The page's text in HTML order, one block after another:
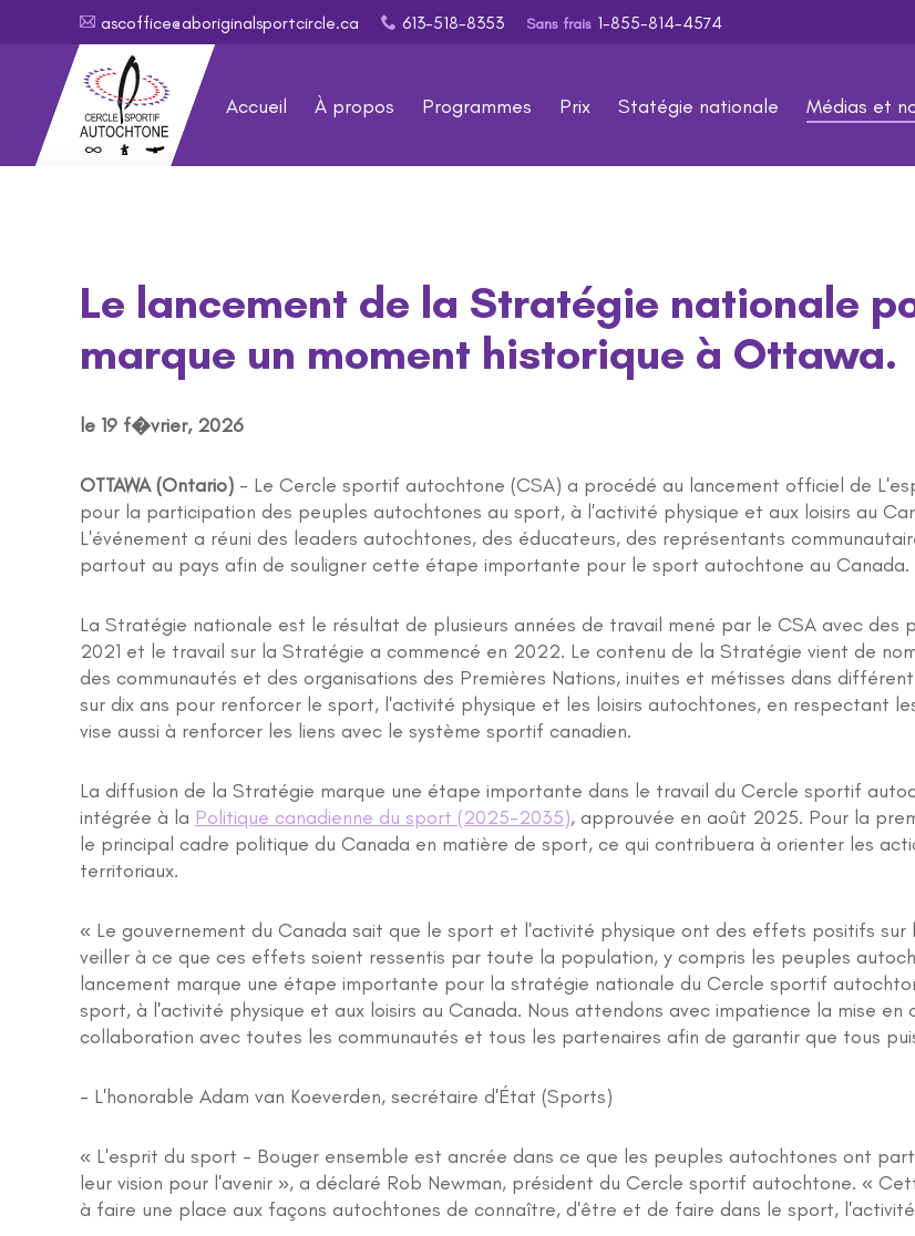
Le lancement de la Stratégie nationale
marque un moment historique à Ottawa.
le 19 f�vrier, 2026
OTTAWA (Ontario) - Le Cercle sportif autochtone (CSA) a procédé au lancement officiel de
pour la participation des peuples autochtones au sport, à l'activité physique et aux loisirs au
L'événement a réuni des leaders autochtones, des éducateurs, des représentants
partout au pays afin de souligner cette étape importante pour le sport autochtone au Canada.
La Stratégie nationale est le résultat de plusieurs années de travail mené par le CSA avec des
2021 et le travail sur la Stratégie a commencé en 2022. Le contenu de la Stratégie vient de
des communautés et des organisations des Premières Nations, inuites et métisses dans
sur dix ans pour renforcer le sport, l'activité physique et les loisirs autochtones, en respectant
vise aussi à renforcer les liens avec le système sportif canadien.
La diffusion de la Stratégie marque une étape importante dans le travail du Cercle sportif
intégrée à la Politique canadienne du sport (2025-2035), approuvée en août 2025. Pour la
le principal cadre politique du Canada en matière de sport, ce qui contribuera à orienter les
territoriaux.
« Le gouvernement du Canada sait que le sport et l'activité physique ont des effets positifs
veiller à ce que ces effets soient ressentis par toute la population, y compris les peuples
lancement marque une étape importante pour la stratégie nationale du Cercle sportif
sport, à l'activité physique et aux loisirs au Canada. Nous attendons avec impatience la mise
collaboration avec toutes les communautés et tous les partenaires afin de garantir que tous
- L'honorable Adam van Koeverden, secrétaire d'État (Sports)
« L'esprit du sport - Bouger ensemble est ancrée dans ce que les peuples autochtones ont
leur vision pour l'avenir », a déclaré Rob Newman, président du Cercle sportif autochtone. «
à faire une place aux façons autochtones de connaître, d'être et de faire dans le sport,
A ascoffice@aboriginalsportcircle.ca x 613-518-8353 Sans frais 1-855-814-4574
Accueil À propos Programmes Prix Statégie nationale Médias et